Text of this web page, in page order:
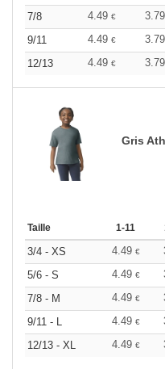
7/8
4.49 € 3.79
9/11
4.49 € 3.79
12/13
4.49 € 3.79
Gris
Taille 1-11
3/4 - XS 4.49 €
5/6 - S
4.49 €
7/8 - M
4.49 €
9/11 - L
4.49 €
12/13 - XL
4.49 €